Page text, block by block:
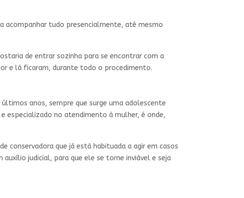
acompanhar tudo presencialmente, até mesmo
de entrar sozinha para se encontrar com a
e lá ficaram, durante todo o procedimento.
anos, sempre que surge uma adolescente
especializado no atendimento à mulher, é onde,
conservadora que já está habituada a agir em casos
judicial, para que ele se torne inviável e seja